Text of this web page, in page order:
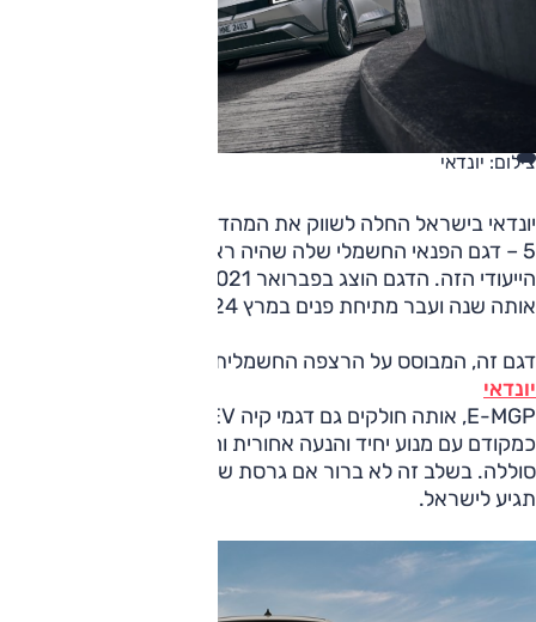
צילום: יונדאי
יונדאי בישראל החלה לשווק את המהדורה המחודשת של איוניק
5 – דגם הפנאי החשמלי שלה שהיה ראשון בפעילות תת המותג
אותה שנה ועבר מתיחת פנים במרץ 2024.
דגם זה, המבוסס על הרצפה החשמלית-ייעודית של
יונדאי
כמקודם עם מנוע יחיד והנעה אחורית והפעם בשתי גרסאות
סוללה. בשלב זה לא ברור אם גרסת שני המנועים/הנעה כפולה
תגיע לישראל.